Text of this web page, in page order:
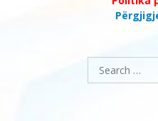
Search
for: